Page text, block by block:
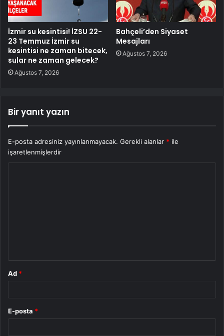
İzmir su kesintisi! İZSU 22-
23 Temmuz İzmir su
kesintisi ne zaman bitecek,
sular ne zaman gelecek?
Ağustos 7, 2026
Bahçeli’den Siyaset
Mesajları
Ağustos 7, 2026
Bir yanıt yazın
E-posta adresiniz yayınlanmayacak. Gerekli alanlar * ile
işaretlenmişlerdir
Ad *
E-posta *